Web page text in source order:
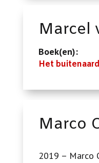
Marcel
Boek(en):
Het
Marco
2019 – Marco